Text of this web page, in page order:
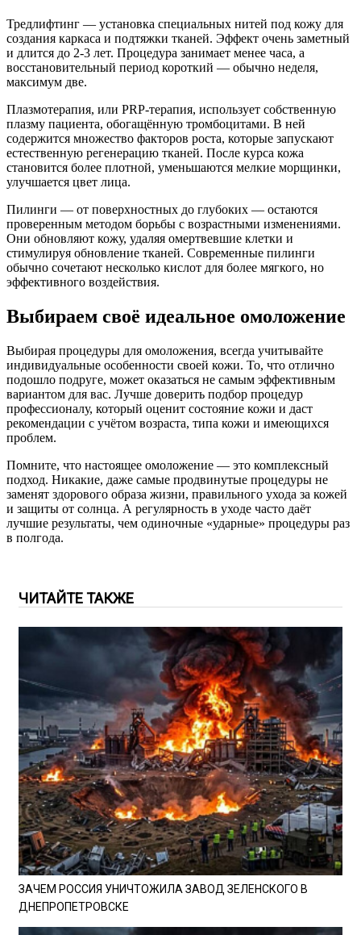
Тредлифтинг — установка специальных нитей под кожу для
создания каркаса и подтяжки тканей. Эффект очень заметный
и длится до 2-3 лет. Процедура занимает менее часа, а
восстановительный период короткий — обычно неделя,
максимум две.
Плазмотерапия, или PRP-терапия, использует собственную
плазму пациента, обогащённую тромбоцитами. В ней
содержится множество факторов роста, которые запускают
естественную регенерацию тканей. После курса кожа
становится более плотной, уменьшаются мелкие морщинки,
улучшается цвет лица.
Пилинги — от поверхностных до глубоких — остаются
проверенным методом борьбы с возрастными изменениями.
Они обновляют кожу, удаляя омертвевшие клетки и
стимулируя обновление тканей. Современные пилинги
обычно сочетают несколько кислот для более мягкого, но
эффективного воздействия.
Выбираем своё идеальное омоложение
Выбирая процедуры для омоложения, всегда учитывайте
индивидуальные особенности своей кожи. То, что отлично
подошло подруге, может оказаться не самым эффективным
вариантом для вас. Лучше доверить подбор процедур
профессионалу, который оценит состояние кожи и даст
рекомендации с учётом возраста, типа кожи и имеющихся
проблем.
Помните, что настоящее омоложение — это комплексный
подход. Никакие, даже самые продвинутые процедуры не
заменят здорового образа жизни, правильного ухода за кожей
и защиты от солнца. А регулярность в уходе часто даёт
лучшие результаты, чем одиночные «ударные» процедуры раз
в полгода.
ЧИТАЙТЕ ТАКЖЕ
ЗАЧЕМ РОССИЯ УНИЧТОЖИЛА ЗАВОД ЗЕЛЕНСКОГО В
ДНЕПРОПЕТРОВСКЕ